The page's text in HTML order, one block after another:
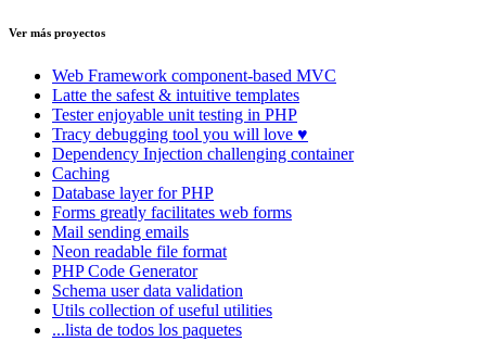
Ver más proyectos
Web Framework component-based MVC
Latte the safest & intuitive templates
Testerenjoyable unit testing in PHP
Tracy debugging tool you will love ♥
Dependency Injection challenging container
Caching
Database layer for PHP
Forms greatly facilitates web forms
Mail sending emails
Neon readable file format
PHP Code Generator
Schema user data validation
Utils collection of useful utilities
...lista de todos los paquetes